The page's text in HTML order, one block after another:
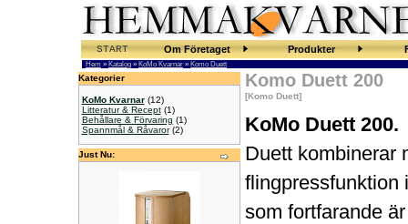
START Om Företaget Produkter
Hem » Katalog » KoMo Kvarnar » Komo Duett
Kategorier
KoMo Kvarnar(12)
Litteratur & Recept(1)
Behållare & Förvaring (1)
Spannmål & Råvaror(2)
Just Nu:
Komo Duett 200
[Komo Duett]
KoMo Duett 200.
Duett kombinerar
flingpressfunktion
som fortfarande